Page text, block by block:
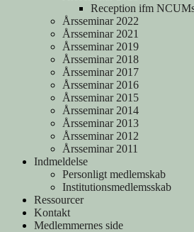
Reception ifm
Årsseminar 2022
Årsseminar 2021
Årsseminar 2019
Årsseminar 2018
Årsseminar 2017
Årsseminar 2016
Årsseminar 2015
Årsseminar 2014
Årsseminar 2013
Årsseminar 2012
Årsseminar 2011
Indmeldelse
Personligt medlemskab
Institutionsmedlemsskab
Ressourcer
Kontakt
Medlemmernes side